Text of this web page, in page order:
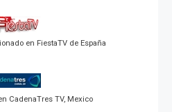
en FiestaTV de España
CadenaTres TV, Mexico